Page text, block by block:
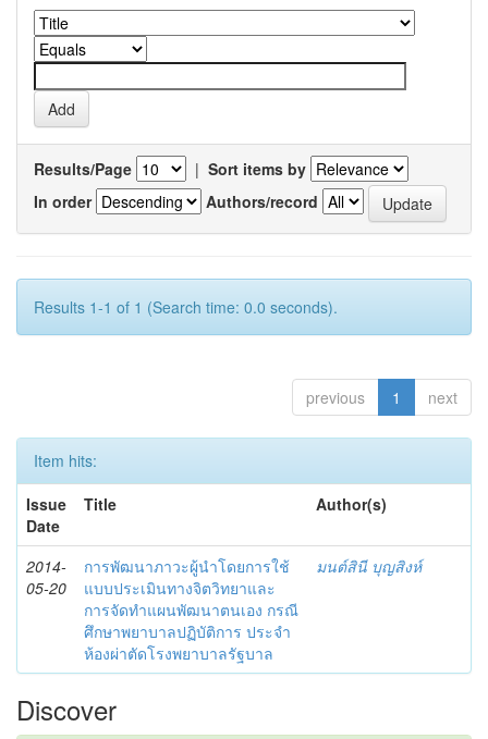
Results/Page | Sort items by
In order
Authors/record
Results 1-1 of 1 (Search time: 0.0 seconds).
previous 1 next
Item hits:
Issue
Date
Title Author(s)
2014-
05-20
การพัฒนาภาวะผู้นำโดยการใช้
แบบประเมินทางจิตวิทยาและ
การจัดทำแผนพัฒนาตนเอง กรณี
ศึกษาพยาบาลปฏิบัติการ ประจำ
ห้องผ่าตัดโรงพยาบาลรัฐบาล
มนต์สินี บุญสิงห์
Discover